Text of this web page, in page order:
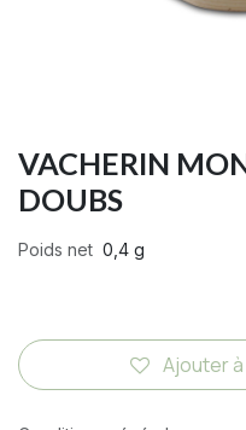
VACHERIN
DOUBS
Poids net 0,4 g
Ajouter